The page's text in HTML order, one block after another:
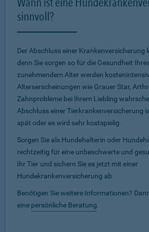
sinnvoll?
Der Abschluss einer Krankenversicherung
denn Sie sorgen so für die Gesundheit
zunehmendem Alter werden
Alterserscheinungen wie Grauer Star,
Zahnprobleme bei Ihrem Liebling
Abschluss einer Tierkrankenversicherung
spät oder es wird sehr kostspielig.
Sorgen Sie als Hundehalterin oder
rechtzeitig für eine unbeschwerte und
Ihr Tier und sichern Sie es jetzt mit einer
Hundekrankenversicherung ab.
Benötigen Sie weitere Informationen?
eine persönliche Beratung.